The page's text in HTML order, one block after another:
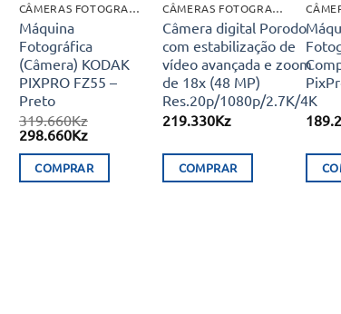
CÂMERAS FOTOGRAFICAS
Máquina
Fotográfica
(Câmera) KODAK
PIXPRO FZ55 –
Preto
319.660Kz
O
original
era:
298.660KzO
atual
é:
COMPRAR
CÂMERAS FOTOGRAFICAS
Câmera digital Porodo
com estabilização de
vídeo avançada e zoom
de 18x (48 MP)
Res.20p/1080p/2.7K/4K
219.330Kz
COMPRAR